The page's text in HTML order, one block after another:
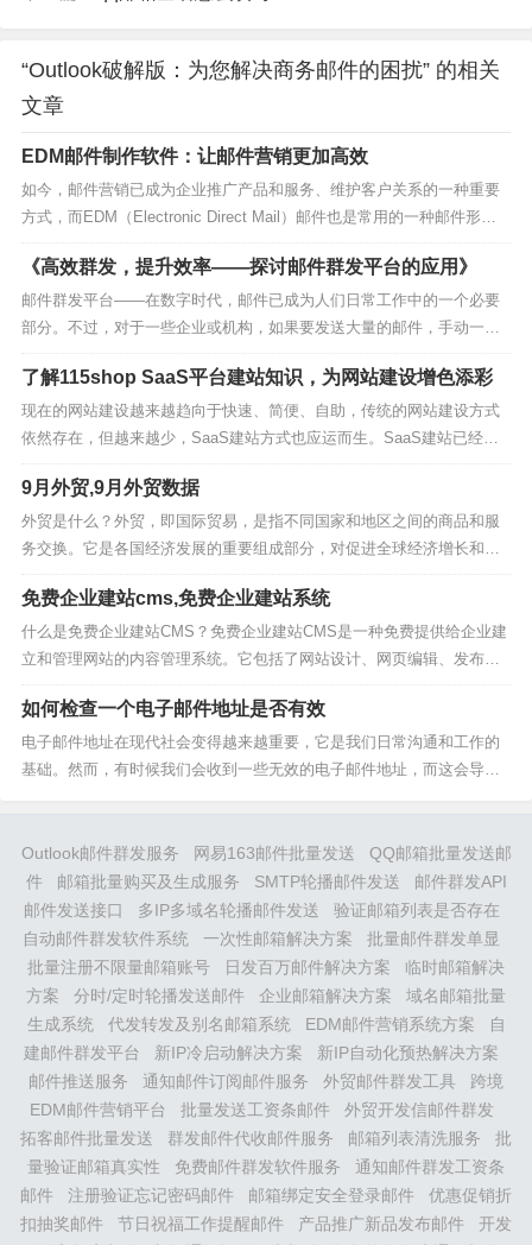
“Outlook破解版：为您解决商务邮件的困扰” 的相关
文章
EDM邮件制作软件：让邮件营销更加高效
如今，邮件营销已成为企业推广产品和服务、维护客户关系的一种重要
方式，而EDM（Electronic Direct Mail）邮件也是常用的一种邮件形
式。在这种形式下，邮件的内容呈现更加丰富多彩，可包含文字、图
片、链接、视频等多种元素，因而被广泛应用于电商、金融、教育、旅
游等行业。如何快速、高效地制作...
《高效群发，提升效率——探讨邮件群发平台的应用》
邮件群发平台——在数字时代，邮件已成为人们日常工作中的一个必要
部分。不过，对于一些企业或机构，如果要发送大量的邮件，手动一个
一个发送显然太过费时费力。这时候，邮件群发平台就成了解决方案。
邮件群发平台是指能够对用户的邮件进行分组和分类，从而实现按需发
送，提高邮件发送效率的工具。用户可以轻松实现群发邮件...
了解115shop SaaS平台建站知识，为网站建设增色添彩
现在的网站建设越来越趋向于快速、简便、自助，传统的网站建设方式
依然存在，但越来越少，SaaS建站方式也应运而生。SaaS建站已经成
为建站的主流，它是指利用云计算技术来提供网站建设的平台和服务。
下面我们就来看看使用115shop SaaS平台建站需要注意的知识点。一、
集成度使用SaaS平台建站最大的好...
9月外贸,9月外贸数据
外贸是什么？外贸，即国际贸易，是指不同国家和地区之间的商品和服
务交换。它是各国经济发展的重要组成部分，对促进全球经济增长和繁
荣具有重要意义。为什么关注9月外贸数据？9月外贸数据可以反映当前
全球经济的整体状况和走势。通过分析9月外贸数据，我们可以了解各国
经济的增长速度、出口和进口情况，以及国际贸易的发...
免费企业建站cms,免费企业建站系统
什么是免费企业建站CMS？免费企业建站CMS是一种免费提供给企业建
立和管理网站的内容管理系统。它包括了网站设计、网页编辑、发布和
维护等功能，帮助企业快速搭建一个具有专业外观和功能的网站。为什
么选择免费企业建站CMS？相比于传统的网站建设方式，免费企业建站
CMS具有以下优势：1. 免费使用：免费企业建...
如何检查一个电子邮件地址是否有效
电子邮件地址在现代社会变得越来越重要，它是我们日常沟通和工作的
基础。然而，有时候我们会收到一些无效的电子邮件地址，而这会导致
者之间用“@”分隔。首先，我们需要检查邮件地址的格式是...
Outlook邮件群发服务 网易163邮件批量发送
QQ邮箱批量发送邮
件
邮箱批量购买及生成服务 SMTP轮播邮件发送
邮件群发API
邮件发送接口
多IP多域名轮播邮件发送
验证邮箱列表是否存在
自动邮件群发软件系统
一次性邮箱解决方案
批量邮件群发单显
批量注册不限量邮箱账号
日发百万邮件解决方案
临时邮箱解决
方案
分时/定时轮播发送邮件 企业邮箱解决方案
域名邮箱批量
生成系统
代发转发及别名邮箱系统 EDM邮件营销系统方案
自
建邮件群发平台
新IP冷启动解决方案
新IP自动化预热解决方案
邮件推送服务
通知邮件订阅邮件服务 外贸邮件群发工具
跨境
EDM邮件营销平台
批量发送工资条邮件
外贸开发信邮件群发
拓客邮件批量发送
群发邮件代收邮件服务 邮箱列表清洗服务
批
量验证邮箱真实性
免费邮件群发软件服务
通知邮件群发工资条
邮件
注册验证忘记密码邮件 邮箱绑定安全登录邮件
优惠促销折
扣抽奖邮件
节日祝福工作提醒邮件 产品推广新品发布邮件
开发